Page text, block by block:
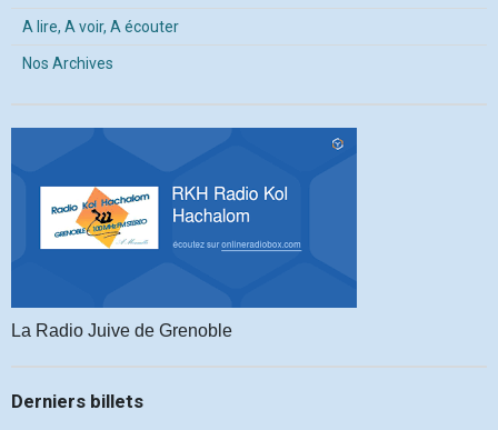
A lire, A voir, A écouter
Nos Archives
La Radio Juive de Grenoble
Derniers billets